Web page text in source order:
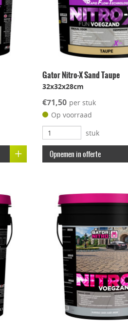
Gator Nitro-X Sand Taupe
32x32x28cm
€71,50 per stuk
Op voorraad
stuk
Opnemen in offerte